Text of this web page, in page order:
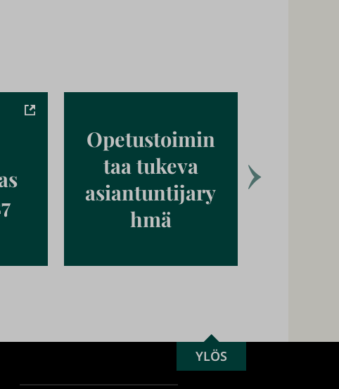
Opetustoimin
taa tukeva
asiantuntijary
hmä
SCROLL
YLÖS